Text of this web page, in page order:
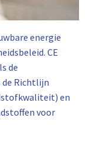
energie
CE
de
de Richtlijn
en
voor